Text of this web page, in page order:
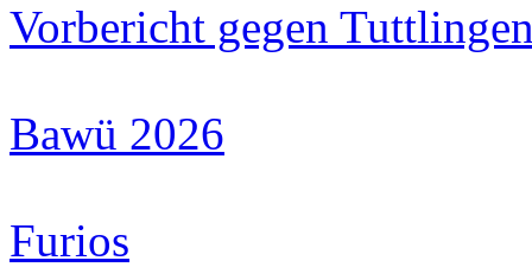
Vorbericht gegen
Bawü 2026
Furios